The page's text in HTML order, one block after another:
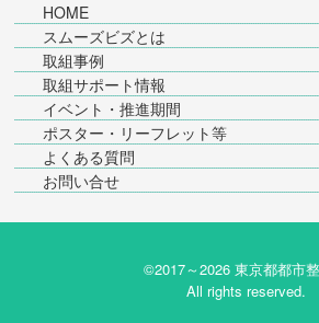
HOME
スムーズビズとは
取組事例
取組サポート情報
イベント・推進期間
ポスター・リーフレット等
よくある質問
お問い合せ
©2017～2026 東京都都市
All rights reserved.